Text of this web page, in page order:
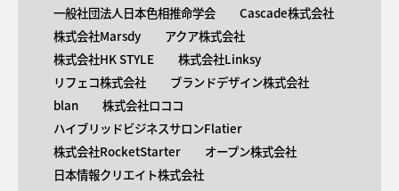
一般社団法人日本色相推命学会
Cascade株式会社
株式会社Marsdy
アクア株式会社
株式会社HK STYLE
株式会社Linksy
リフェコ株式会社
ブランドデザイン株式会社
blan
株式会社ロココ
ハイブリッドビジネスサロンFlatier
株式会社RocketStarter
オープン株式会社
日本情報クリエイト株式会社